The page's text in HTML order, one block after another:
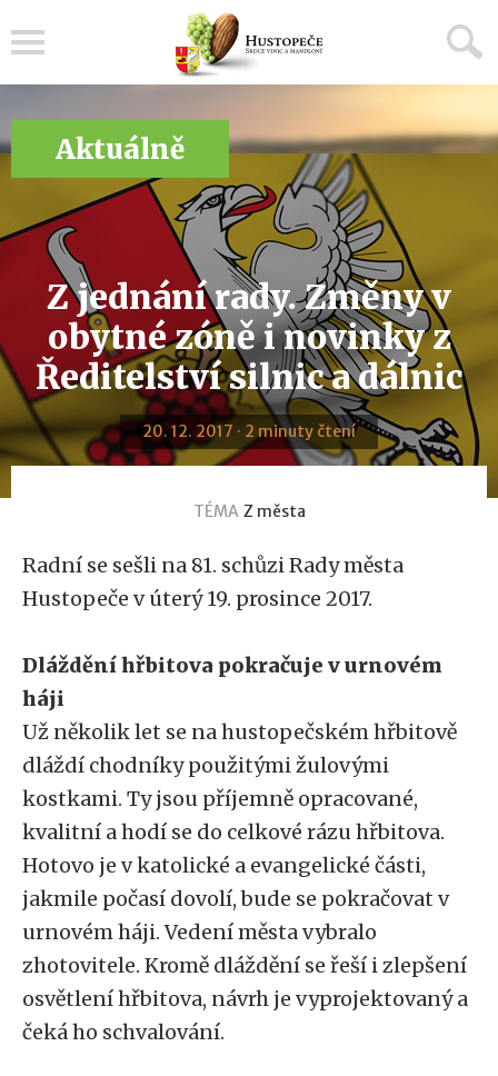
Aktuálně
Z jednání rady. Změny v
obytné zóně i novinky z
Ředitelství silnic a dálnic
20. 12. 2017 · 2 minuty čtení
TÉMA Z města
Radní se sešli na 81. schůzi Rady města
Hustopeče v úterý 19. prosince 2017.
Dláždění hřbitova pokračuje v urnovém
háji
Už několik let se na hustopečském hřbitově
dláždí chodníky použitými žulovými
kostkami. Ty jsou příjemně opracované,
kvalitní a hodí se do celkové rázu hřbitova.
Hotovo je v katolické a evangelické části,
jakmile počasí dovolí, bude se pokračovat v
urnovém háji. Vedení města vybralo
zhotovitele. Kromě dláždění se řeší i zlepšení
osvětlení hřbitova, návrh je vyprojektovaný a
čeká ho schvalování.